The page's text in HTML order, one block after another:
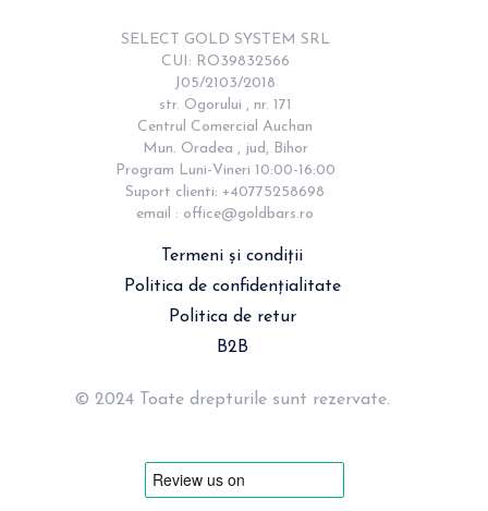
SELECT GOLD SYSTEM SRL
CUI: RO39832566
J05/2103/2018
str. Ogorului , nr. 171
Centrul Comercial Auchan
Mun. Oradea , jud, Bihor
Program Luni-Vineri 10:00-16:00
Suport clienti: +40775258698
email : office@goldbars.ro
Termeni și condiții
Politica de confidențialitate
Politica de retur
B2B
© 2024 Toate drepturile sunt rezervate.